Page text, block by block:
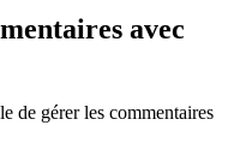
avec
de gérer les commentaires